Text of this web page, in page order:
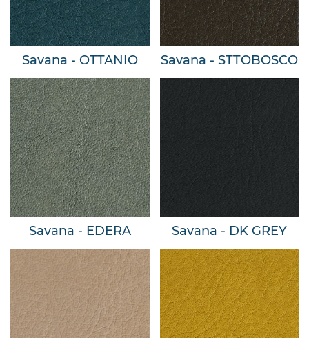
Savana - OTTANIO Savana - STTOBOSCO
Savana - EDERA Savana - DK GREY